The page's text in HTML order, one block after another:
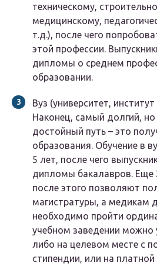
техническому,
медицинскому,
т.д.), после чего
этой профессии.
дипломы о среднем
образовании.
Вуз (университет,
Наконец, самый долгий, но
достойный путь – это
образования. Обучение в
5 лет, после чего
дипломы бакалавров. Еще
после этого позволяют
магистратуры, а медикам
необходимо пройти
учебном заведении можно
либо на целевом месте с
стипендии, или на платной